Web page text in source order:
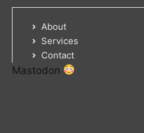
About
Services
Contact
Mastodon